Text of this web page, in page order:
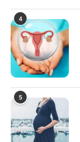
4
5